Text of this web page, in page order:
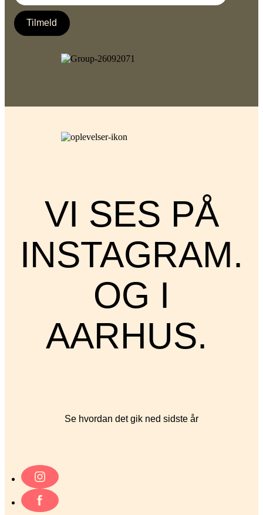
Tilmeld
VI SES PÅ
INSTAGRAM.
OG I
AARHUS.
Se hvordan det gik ned sidste år